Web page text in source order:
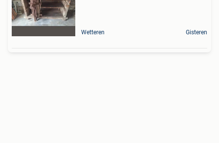
Wetteren Gisteren